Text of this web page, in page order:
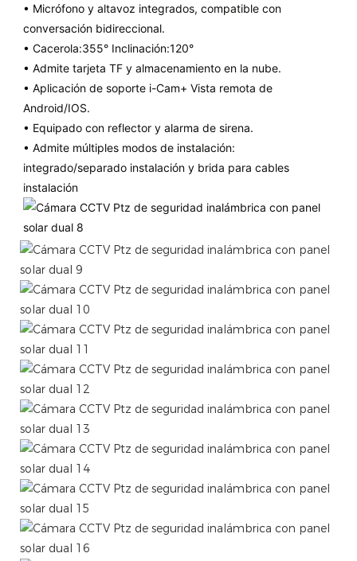
• Micrófono y altavoz integrados, compatible con
conversación bidireccional.
• Cacerola:355° Inclinación:120°
• Admite tarjeta TF y almacenamiento en la nube.
• Aplicación de soporte i-Cam+ Vista remota de
Android/IOS.
• Equipado con reflector y alarma de sirena.
• Admite múltiples modos de instalación:
integrado/separado instalación y brida para cables
instalación